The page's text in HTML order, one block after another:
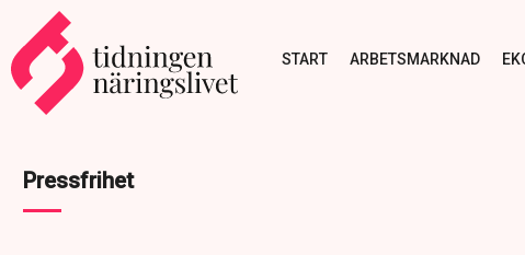
START ARBETSMARKNAD
Pressfrihet